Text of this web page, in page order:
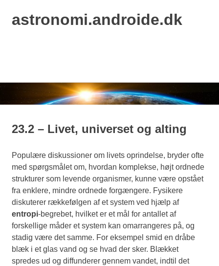
Skip
astronomi.androide.dk
23.2 – Livet, universet og alting
Populære diskussioner om livets oprindelse, bryder ofte
med spørgsmålet om, hvordan komplekse, højt ordnede
strukturer som levende organismer, kunne være opstået
fra enklere, mindre ordnede forgængere. Fysikere
diskuterer rækkefølgen af et system ved hjælp af
entropi-begrebet, hvilket er et mål for antallet af
forskellige måder et system kan omarrangeres på, og
stadig være det samme. For eksempel smid en dråbe
blæk i et glas vand og se hvad der sker. Blækket
spredes ud og diffunderer gennem vandet, indtil det